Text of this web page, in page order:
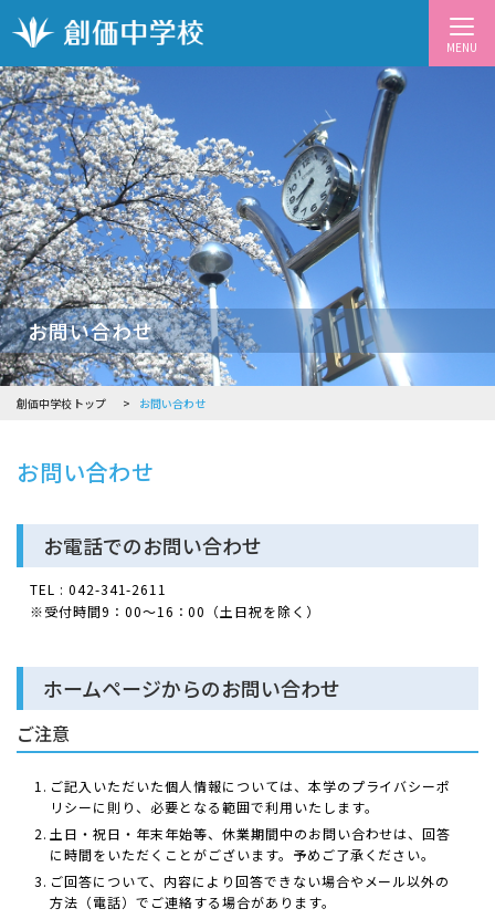
MENU
お問い合わせ
創価中学校トップ お問い合わせ
お問い合わせ
お電話でのお問い合わせ
TEL : 042-341-2611
※受付時間9：00～16：00（土日祝を除く）
ホームページからのお問い合わせ
ご注意
ご記入いただいた個人情報については、本学のプライバシーポ
リシーに則り、必要となる範囲で利用いたします。
土日・祝日・年末年始等、休業期間中のお問い合わせは、回答
に時間をいただくことがございます。予めご了承ください。
ご回答について、内容により回答できない場合やメール以外の
方法（電話）でご連絡する場合があります。